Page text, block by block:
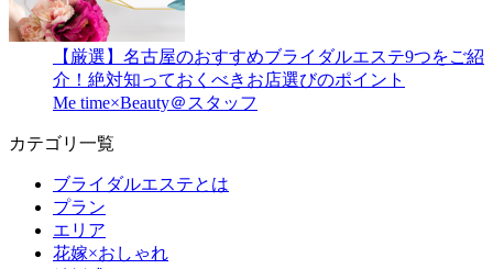
【厳選】名古屋のおすすめブライダルエステ9つをご紹
介！絶対知っておくべきお店選びのポイント
Me time×Beauty＠スタッフ
カテゴリ一覧
ブライダルエステとは
プラン
エリア
花嫁×おしゃれ